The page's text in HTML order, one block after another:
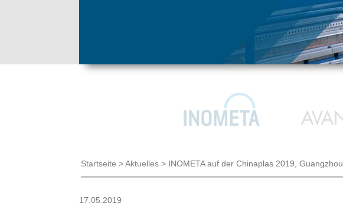
Startseite >Aktuelles > INOMETA auf der Chinaplas 2019, Guangzhou
17.05.2019